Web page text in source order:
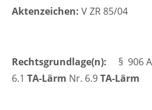
Ingenieurbüro Wittstock
Have any questions?
Aktenzeichen: V ZR 85/04
Rechtsgrundlage(n):
§ 906
6.1 TA-Lärm Nr. 6.9TA-Lärm